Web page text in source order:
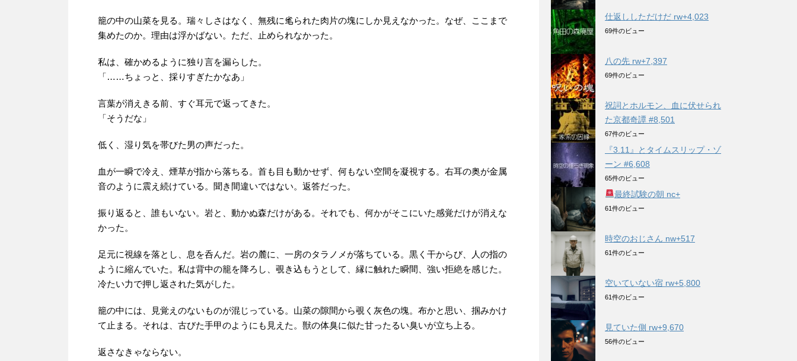
籠の中の山菜を見る。瑞々しさはなく、無残に毟られた肉片の塊にしか見えなかった。なぜ、ここまで
集めたのか。理由は浮かばない。ただ、止められなかった。
私は、確かめるように独り言を漏らした。
「……ちょっと、採りすぎたかなあ」
言葉が消えきる前、すぐ耳元で返ってきた。
「そうだな」
低く、湿り気を帯びた男の声だった。
血が一瞬で冷え、煙草が指から落ちる。首も目も動かせず、何もない空間を凝視する。右耳の奥が金属
音のように震え続けている。聞き間違いではない。返答だった。
振り返ると、誰もいない。岩と、動かぬ森だけがある。それでも、何かがそこにいた感覚だけが消えな
かった。
足元に視線を落とし、息を呑んだ。岩の麓に、一房のタラノメが落ちている。黒く干からび、人の指の
ように縮んでいた。私は背中の籠を降ろし、覗き込もうとして、縁に触れた瞬間、強い拒絶を感じた。
冷たい力で押し返された気がした。
籠の中には、見覚えのないものが混じっている。山菜の隙間から覗く灰色の塊。布かと思い、掴みかけ
て止まる。それは、古びた手甲のようにも見えた。獣の体臭に似た甘ったるい臭いが立ち上る。
返さなきゃならない。
仕返ししただけだ rw+4,023
69件のビュー
八の先 rw+7,397
69件のビュー
祝詞とホルモン、血に伏せられ
た京都奇譚 #8,501
67件のビュー
『3.11』とタイムスリップ・ゾ
ーン #6,608
65件のビュー
最終試験の朝 nc+
61件のビュー
時空のおじさん nw+517
61件のビュー
空いていない宿 rw+5,800
61件のビュー
見ていた側 rw+9,670
56件のビュー